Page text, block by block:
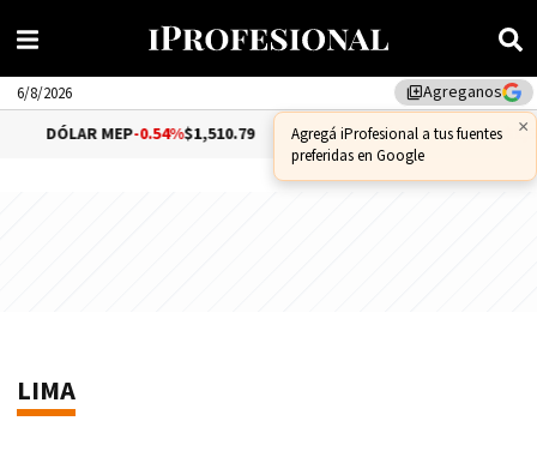
library_addAgreganos
×
Agregá iProfesional a tus fuentes
preferidas en Google
6/8/2026
DÓLAR MEP-0.54%$1,510.79 DÓLAR CCL-0.72%
LIMA